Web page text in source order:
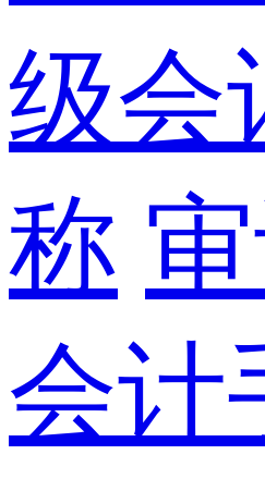
级会
称
会计